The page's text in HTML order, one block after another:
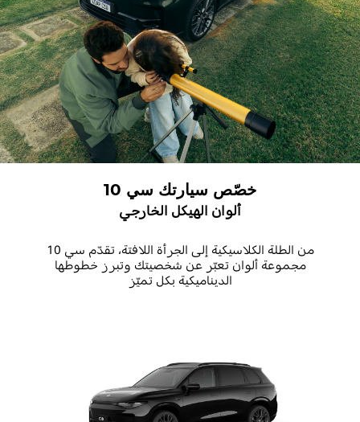
خصّص سيارتك سي 10
ألوان الهيكل الخارجي
من الطلة الكلاسيكية إلى الجرأة اللافتة، تقدّم سي 10
مجموعة ألوان تعبّر عن شخصيتك وتبرز خطوطها
الديناميكية بكل تميّز